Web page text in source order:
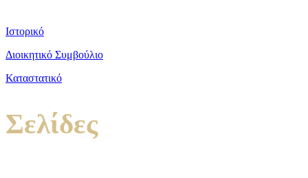
Ιστορικό
Διοικητικό Συμβούλιο
Καταστατικό
Σελίδες